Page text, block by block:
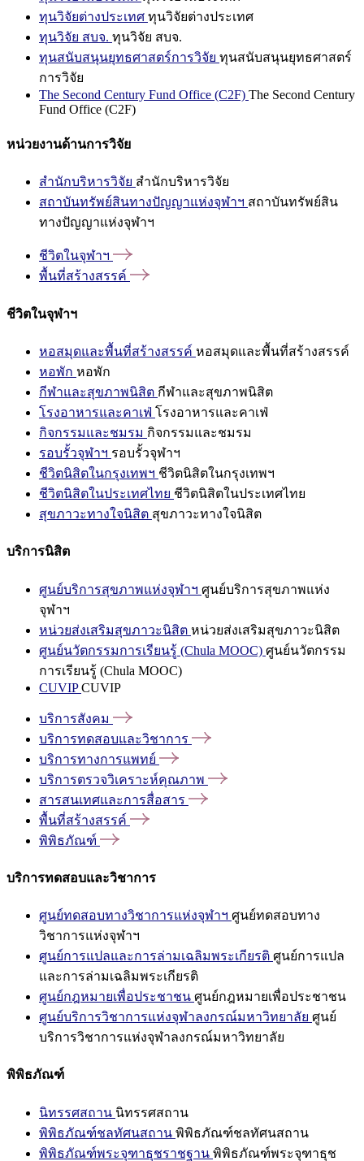
ทุนวิจัยต่างประเทศ ทุนวิจัยต่างประเทศ
ทุนวิจัย สบจ. ทุนวิจัย สบจ.
ทุนสนับสนุนยุทธศาสตร์การวิจัย ทุนสนับสนุนยุทธศาสตร์
การวิจัย
The Second Century Fund Office (C2F) The Second Century
Fund Office (C2F)
หน่วยงานด้านการวิจัย
สำนักบริหารวิจัย สำนักบริหารวิจัย
สถาบันทรัพย์สินทางปัญญาแห่งจุฬาฯ สถาบันทรัพย์สิน
ทางปัญญาแห่งจุฬาฯ
ชีวิตในจุฬาฯ
พื้นที่สร้างสรรค์
ชีวิตในจุฬาฯ
หอสมุดและพื้นที่สร้างสรรค์ หอสมุดและพื้นที่สร้างสรรค์
หอพัก หอพัก
กีฬาและสุขภาพนิสิต กีฬาและสุขภาพนิสิต
โรงอาหารและคาเฟ่ โรงอาหารและคาเฟ่
กิจกรรมและชมรม กิจกรรมและชมรม
รอบรั้วจุฬาฯ รอบรั้วจุฬาฯ
ชีวิตนิสิตในกรุงเทพฯ ชีวิตนิสิตในกรุงเทพฯ
ชีวิตนิสิตในประเทศไทย ชีวิตนิสิตในประเทศไทย
สุขภาวะทางใจนิสิต สุขภาวะทางใจนิสิต
บริการนิสิต
ศูนย์บริการสุขภาพแห่งจุฬาฯ ศูนย์บริการสุขภาพแห่ง
จุฬาฯ
หน่วยส่งเสริมสุขภาวะนิสิต หน่วยส่งเสริมสุขภาวะนิสิต
ศูนย์นวัตกรรมการเรียนรู้ (Chula MOOC) ศูนย์นวัตกรรม
การเรียนรู้ (Chula MOOC)
CUVIPCUVIP
บริการสังคม
บริการทดสอบและวิชาการ
บริการทางการแพทย์
บริการตรวจวิเคราะห์คุณภาพ
สารสนเทศและการสื่อสาร
พื้นที่สร้างสรรค์
พิพิธภัณฑ์
บริการทดสอบและวิชาการ
ศูนย์ทดสอบทางวิชาการแห่งจุฬาฯ ศูนย์ทดสอบทาง
วิชาการแห่งจุฬาฯ
ศูนย์การแปลและการล่ามเฉลิมพระเกียรติ ศูนย์การแปล
และการล่ามเฉลิมพระเกียรติ
ศูนย์กฎหมายเพื่อประชาชน ศูนย์กฎหมายเพื่อประชาชน
ศูนย์บริการวิชาการแห่งจุฬาลงกรณ์มหาวิทยาลัย ศูนย์
บริการวิชาการแห่งจุฬาลงกรณ์มหาวิทยาลัย
พิพิธภัณฑ์
นิทรรศสถาน นิทรรศสถาน
พิพิธภัณฑ์ชลทัศนสถาน พิพิธภัณฑ์ชลทัศนสถาน
พิพิธภัณฑ์พระจุฑาธุชราชฐาน พิพิธภัณฑ์พระจุฑาธุช